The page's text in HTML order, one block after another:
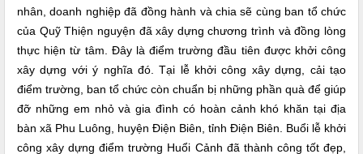
nhân, doanh nghiệp đã đồng hành và chia sẽ cùng ban tổ chức
của Quỹ Thiện nguyện đã xây dựng chương trình và đồng lòng
thực hiện từ tâm. Đây là điểm trường đầu tiên được khởi công
xây dựng với ý nghĩa đó. Tại lễ khởi công xây dựng, cải tạo
điểm trường, ban tổ chức còn chuẩn bị những phần quà để giúp
đỡ những em nhỏ và gia đình có hoàn cảnh khó khăn tại địa
bàn xã Phu Luông, huyện Điện Biên, tỉnh Điện Biên. Buổi lễ khởi
công xây dựng điểm trường Huổi Cảnh đã thành công tốt đẹp,